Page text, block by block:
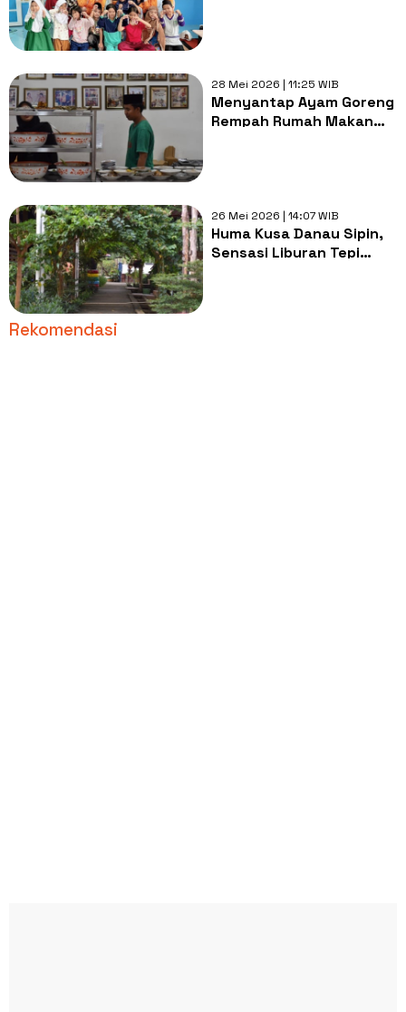
28 Mei 2026 | 11:25 WIB
Menyantap Ayam Goreng
Rempah Rumah Makan
26 Mei 2026 | 14:07 WIB
Huma Kusa Danau Sipin,
Sensasi Liburan Tepi
Rekomendasi